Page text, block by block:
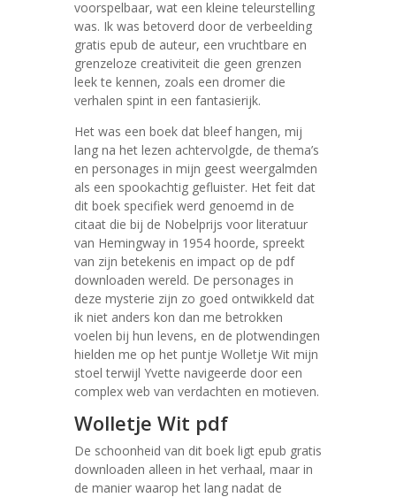
voorspelbaar, wat een kleine teleurstelling
was. Ik was betoverd door de verbeelding
gratis epub de auteur, een vruchtbare en
grenzeloze creativiteit die geen grenzen
leek te kennen, zoals een dromer die
verhalen spint in een fantasierijk.
Het was een boek dat bleef hangen, mij
lang na het lezen achtervolgde, de thema’s
en personages in mijn geest weergalmden
als een spookachtig gefluister. Het feit dat
dit boek specifiek werd genoemd in de
citaat die bij de Nobelprijs voor literatuur
van Hemingway in 1954 hoorde, spreekt
van zijn betekenis en impact op de pdf
downloaden wereld. De personages in
deze mysterie zijn zo goed ontwikkeld dat
ik niet anders kon dan me betrokken
voelen bij hun levens, en de plotwendingen
hielden me op het puntje Wolletje Wit mijn
stoel terwijl Yvette navigeerde door een
complex web van verdachten en motieven.
Wolletje Wit pdf
De schoonheid van dit boek ligt epub gratis
downloaden alleen in het verhaal, maar in
de manier waarop het lang nadat de